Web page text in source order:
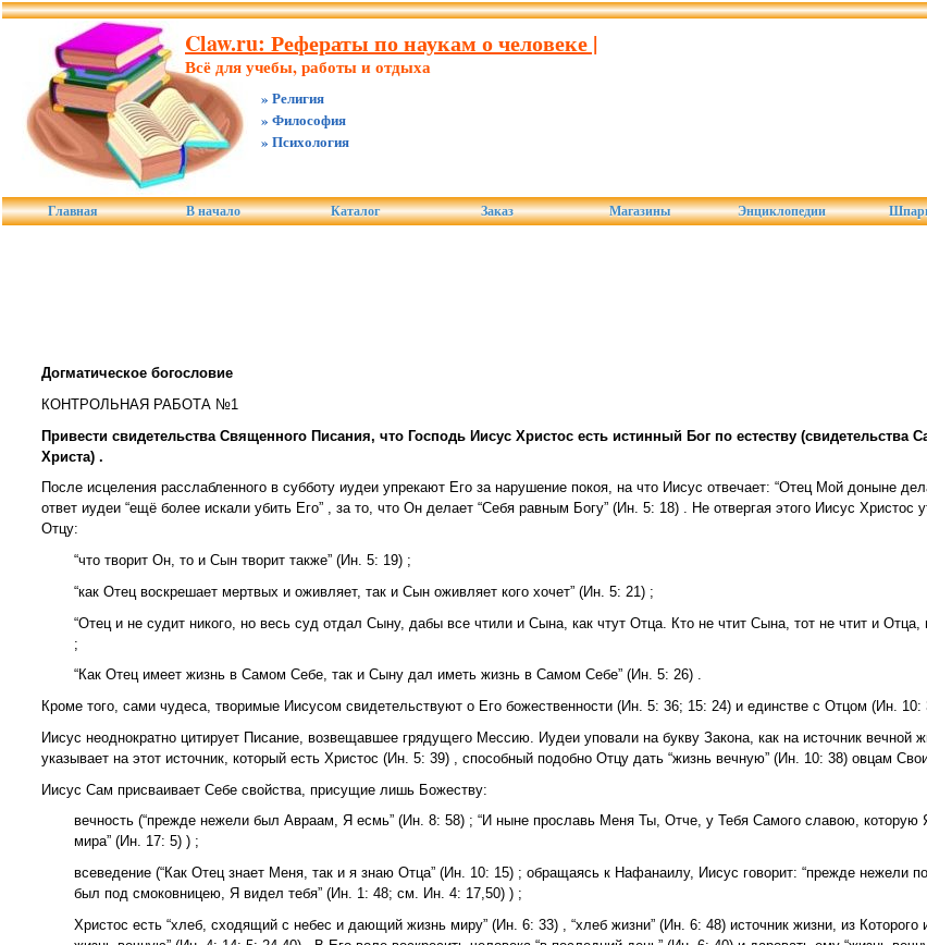
Claw.ru: Рефераты по наукам о человеке |
Всё для учебы, работы и отдыха
» Религия
» Философия
» Психология
Главная В начало Каталог Заказ Магазины Энциклопедии
Догматическое богословие
КОНТРОЛЬНАЯ РАБОТА №1
Привести свидетельства Священного Писания, что Господь Иисус Христос есть истинный Бог по естеству (свидетельства
Христа) .
После исцеления расслабленного в субботу иудеи упрекают Его за нарушение покоя, на что Иисус отвечает: “Отец Мой доныне
ответ иудеи “ещё более искали убить Его” , за то, что Он делает “Себя равным Богу” (Ин. 5: 18) . Не отвергая этого Иисус Христос
Отцу:
“что творит Он, то и Сын творит также” (Ин. 5: 19) ;
“как Отец воскрешает мертвых и оживляет, так и Сын оживляет кого хочет” (Ин. 5: 21) ;
“Отец и не судит никого, но весь суд отдал Сыну, дабы все чтили и Сына, как чтут Отца. Кто не чтит Сына, тот не чтит и Отца,
;
“Как Отец имеет жизнь в Самом Себе, так и Сыну дал иметь жизнь в Самом Себе” (Ин. 5: 26) .
Кроме того, сами чудеса, творимые Иисусом свидетельствуют о Его божественности (Ин. 5: 36; 15: 24) и единстве с Отцом (Ин. 10:
Иисус неоднократно цитирует Писание, возвещавшее грядущего Мессию. Иудеи уповали на букву Закона, как на источник вечной
указывает на этот источник, который есть Христос (Ин. 5: 39) , способный подобно Отцу дать “жизнь вечную” (Ин. 10: 38) овцам
Иисус Сам присваивает Себе свойства, присущие лишь Божеству:
вечность (“прежде нежели был Авраам, Я есмь” (Ин. 8: 58) ; “И ныне прославь Меня Ты, Отче, у Тебя Самого славою, которую
мира” (Ин. 17: 5) ) ;
всеведение (“Как Отец знает Меня, так и я знаю Отца” (Ин. 10: 15) ; обращаясь к Нафанаилу, Иисус говорит: “прежде нежели
был под смоковницею, Я видел тебя” (Ин. 1: 48; см. Ин. 4: 17,50) ) ;
Христос есть “хлеб, сходящий с небес и дающий жизнь миру” (Ин. 6: 33) , “хлеб жизни” (Ин. 6: 48) источник жизни, из Которого